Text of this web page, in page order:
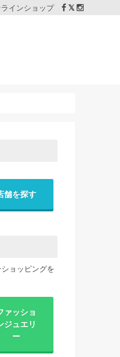
インショップ
舗を探す
ョッピングを
ァッショ
ジュエリ
ー